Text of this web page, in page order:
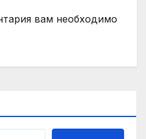
вам необходимо